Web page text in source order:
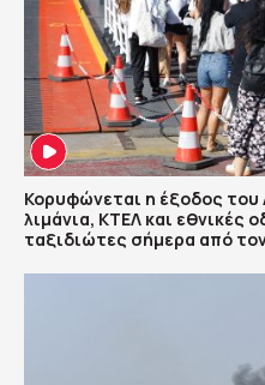
Κορυφώνεται η έξοδος
λιμάνια, ΚΤΕΛ και εθνικές
ταξιδιώτες σήμερα από